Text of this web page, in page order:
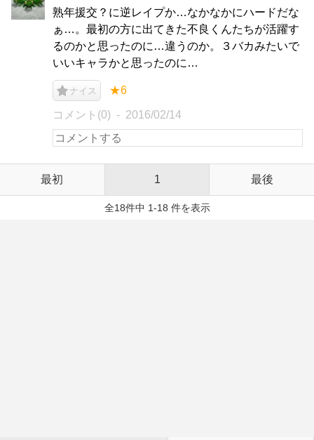
熟年援交？に逆レイプか…なかなかにハードだな
ぁ…。最初の方に出てきた不良くんたちが活躍す
るのかと思ったのに…違うのか。３バカみたいで
いいキャラかと思ったのに…
ナイス ★6
コメント(0) 2016/02/14
最初 1 最後
全18件中 1-18 件を表示